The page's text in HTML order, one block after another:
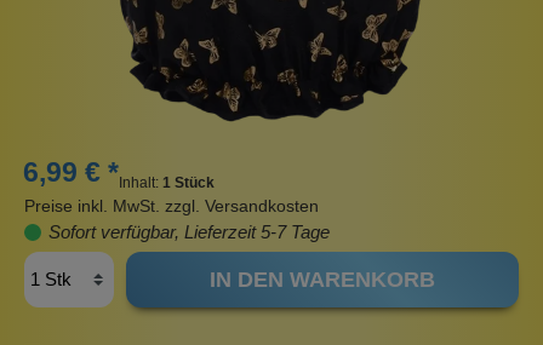
6,99 € * Inhalt: 1 Stück
Preise inkl. MwSt. zzgl. Versandkosten
Sofort verfügbar, Lieferzeit 5-7 Tage
IN DEN WARENKORB